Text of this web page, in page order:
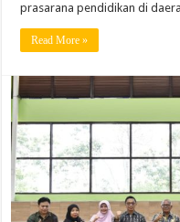
prasarana pendidikan di
Read More »